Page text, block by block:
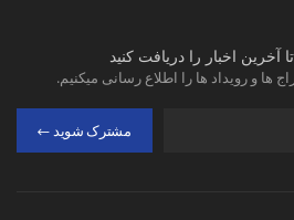
اخبار را دریافت کنید
ها و رویداد ها را اطلاع رسانی میکنیم.
مشترک شوید